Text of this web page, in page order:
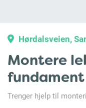
Hørdalsveien,
Montere
fundament
Trenger hjelp til